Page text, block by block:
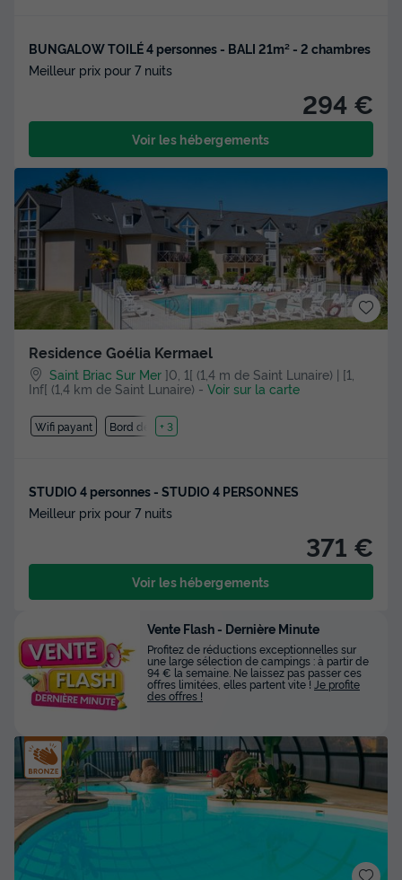
BUNGALOW TOILÉ 4 personnes - BALI 21m² - 2 chambres
Meilleur prix pour 7 nuits
294 €
Voir les hébergements
Residence Goélia Kermael
Saint Briac Sur Mer ]0, 1[ (1,4 m de Saint Lunaire) | [1,
Inf[ (1,4 km de Saint Lunaire) - Voir sur la carte
Wifi payant Bord de mer
+ 3
STUDIO 4 personnes - STUDIO 4 PERSONNES
Meilleur prix pour 7 nuits
371 €
Voir les hébergements
Vente Flash - Dernière Minute
Profitez de réductions exceptionnelles sur
une large sélection de campings : à partir de
94 € la semaine. Ne laissez pas passer ces
offres limitées, elles partent vite ! Je profite
des offres !